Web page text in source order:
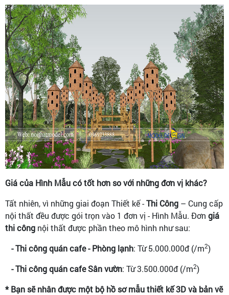
Giá của Hình Mẫu có tốt hơn so với những đơn vị khác?
Tất nhiên, vì những giai đoạn Thiết kế -Thi Công – Cung cấp
nội thất đều được gói trọn vào 1 đơn vị - Hình Mẫu. Đơn giá
thi công nội thất được phần theo mô hình như sau:
- Thi công quán cafe - Phòng lạnh: Từ 5.000.000đ (/m2)
- Thi công quán cafe Sân vườn: Từ 3.500.000đ (/m2)
* Bạn sẽ nhân được một bộ hồ sơ mẫu thiết kế 3D và bản vẽ